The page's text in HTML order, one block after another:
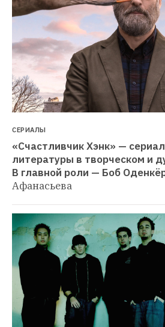
СЕРИАЛЫ
«Счастливчик Хэнк» —
литературы в творческом и
В главной роли — Боб
Афанасьева